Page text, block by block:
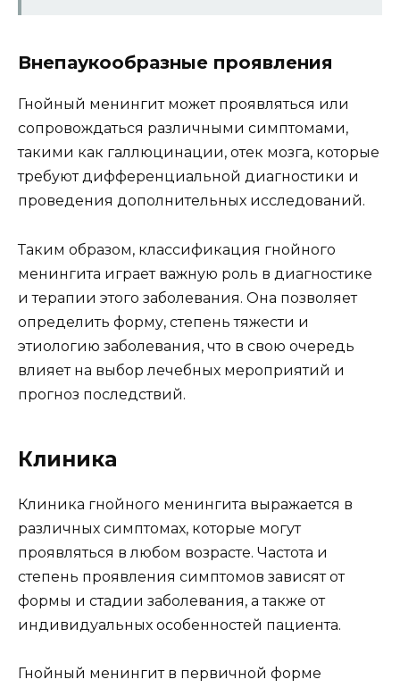
Внепаукообразные проявления
Гнойный менингит может проявляться или
сопровождаться различными симптомами,
такими как галлюцинации, отек мозга, которые
требуют дифференциальной диагностики и
проведения дополнительных исследований.
Таким образом, классификация гнойного
менингита играет важную роль в диагностике
и терапии этого заболевания. Она позволяет
определить форму, степень тяжести и
этиологию заболевания, что в свою очередь
влияет на выбор лечебных мероприятий и
прогноз последствий.
Клиника
Клиника гнойного менингита выражается в
различных симптомах, которые могут
проявляться в любом возрасте. Частота и
степень проявления симптомов зависят от
формы и стадии заболевания, а также от
индивидуальных особенностей пациента.
Гнойный менингит в первичной форме